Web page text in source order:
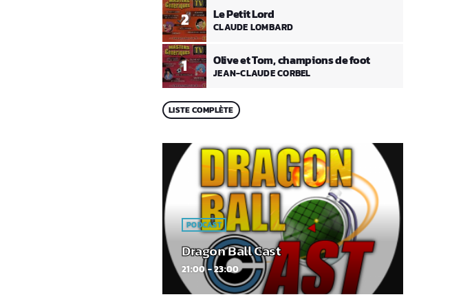
1 Olive et Tom, champions de foot
JEAN-CLAUDE CORBEL
2 Le Petit Lord
CLAUDE LOMBARD
LISTE COMPLÈTE
PODCAST
Dragon Ball Cast
21:00 - 23:00